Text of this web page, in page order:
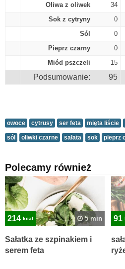
Oliwa z oliwek 34
Sok z cytryny
0
Sól
0
Pieprz czarny
0
Miód pszczeli
15
Podsumowanie: 95
owoce cytrusy ser feta mięta liście
sól oliwki czarne sałata sok pieprz
Polecamy również
214 kcal 5 min
Sałatka ze szpinakiem i
serem feta
91